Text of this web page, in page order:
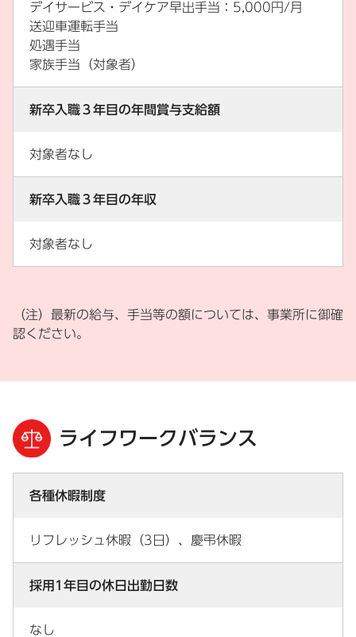
デイサービス・デイケア早出手当：5,000円/月
送迎車運転手当
処遇手当
家族手当（対象者）
新卒入職３年目の年間賞与支給額
対象者なし
新卒入職３年目の年収
対象者なし
（注）最新の給与、手当等の額については、事業所に御確
認ください。
ライフワークバランス
各種休暇制度
リフレッシュ休暇（3日）、慶弔休暇
採用1年目の休日出勤日数
なし